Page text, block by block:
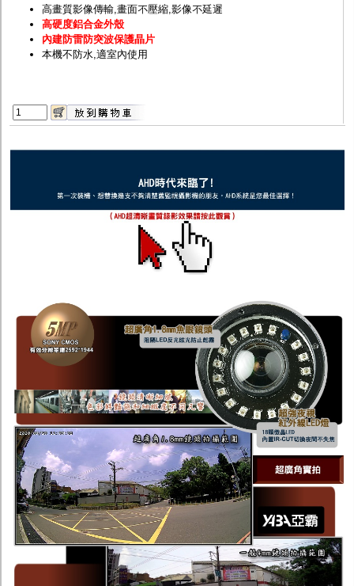
高畫質影像傳輸,畫面不壓縮,影像不延遲
高硬度鋁合金外殼
內建防雷防突波保護晶片
本機不防水,適室內使用